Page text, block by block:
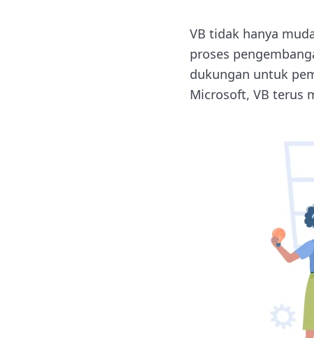
VB tidak hanya
proses
dukungan untuk
Microsoft, VB terus